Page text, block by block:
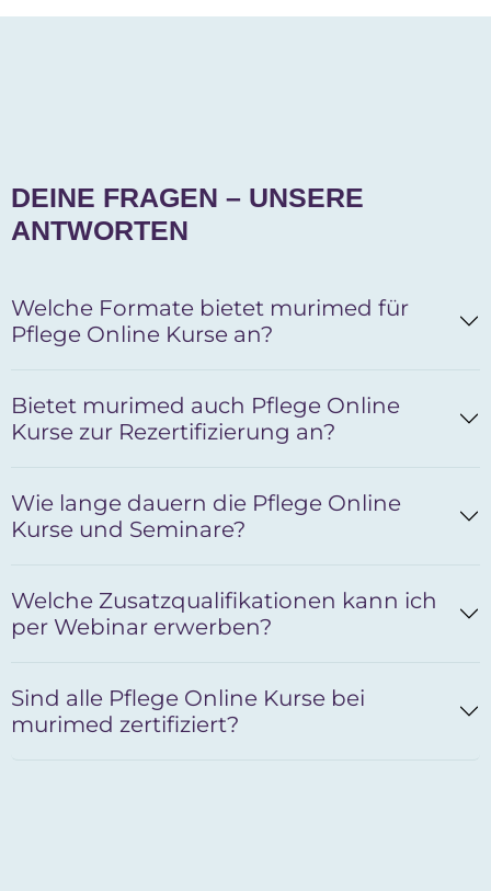
DEINE FRAGEN – UNSERE
ANTWORTEN
Welche Formate bietet murimed für
Pflege Online Kurse an?
Bietet murimed auch Pflege Online
Kurse zur Rezertifizierung an?
Wie lange dauern die Pflege Online
Kurse und Seminare?
Welche Zusatzqualifikationen kann ich
per Webinar erwerben?
Sind alle Pflege Online Kurse bei
murimed zertifiziert?